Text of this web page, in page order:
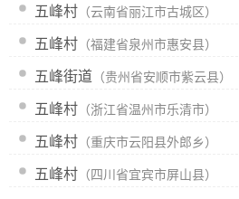
五峰村 （云南省丽江市古城区）
五峰村 （福建省泉州市惠安县）
五峰街道 （贵州省安顺市紫云县）
五峰村 （浙江省温州市乐清市）
五峰村 （重庆市云阳县外郎乡）
五峰村 （四川省宜宾市屏山县）